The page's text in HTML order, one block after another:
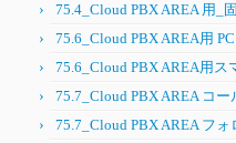
75.4_Cloud PBX AREA 用_
75.6_Cloud PBX AREA用
75.6_Cloud PBX AREA用ス
75.7_Cloud PBX AREA コ
75.7_Cloud PBX AREA フォ